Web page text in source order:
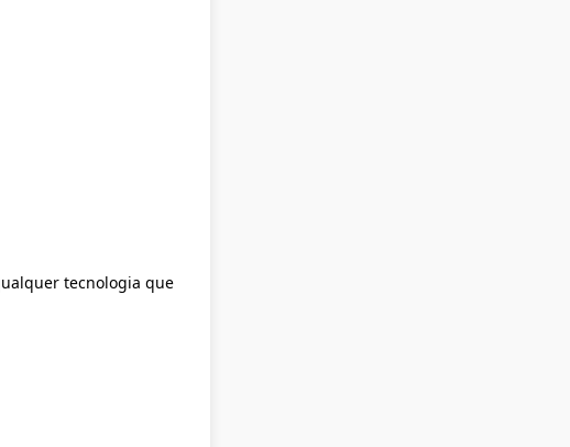
tecnologia que